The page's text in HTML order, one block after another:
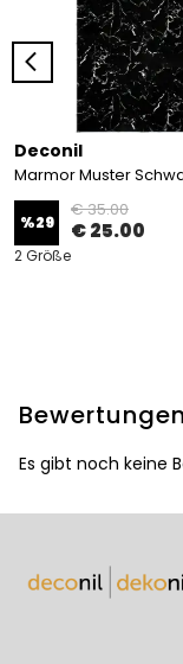
Deconil
%29
€ 35.00
€ 25.00
2 Größe
Bewertungen
Es gibt noch keine